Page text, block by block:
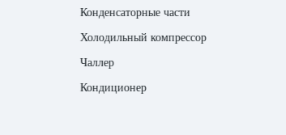
Конденсаторные части
Холодильный компрессор
Чаллер
Кондиционер